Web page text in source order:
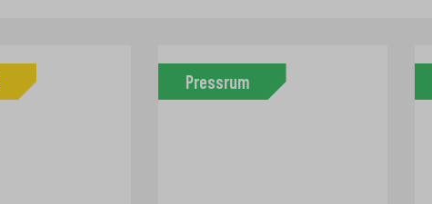
Pressrum